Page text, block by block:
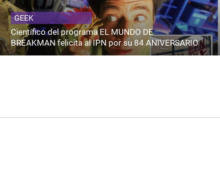
GEEK
Científico del programa EL MUNDO DE
BREAKMAN felicita al IPN por su 84 ANIVERSARIO